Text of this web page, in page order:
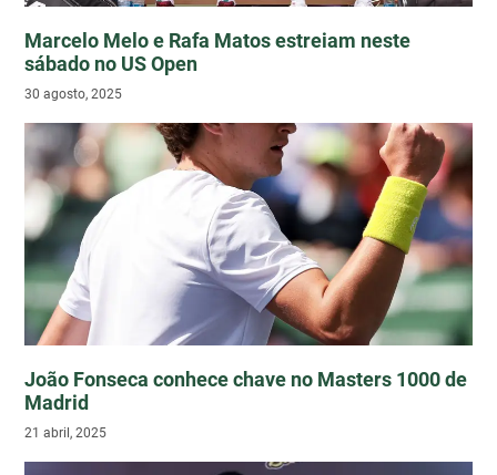
Marcelo Melo e Rafa Matos estreiam neste
sábado no US Open
30 agosto, 2025
João Fonseca conhece chave no Masters 1000 de
Madrid
21 abril, 2025